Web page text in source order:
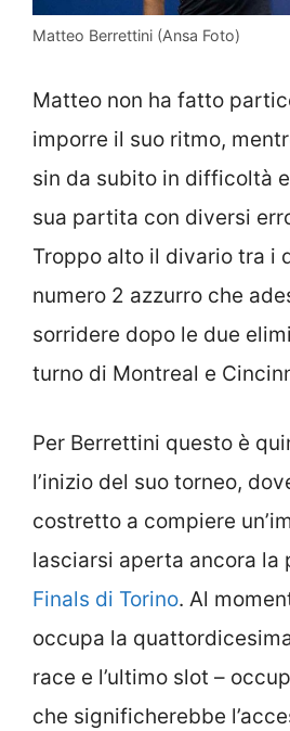
Matteo Berrettini (Ansa Foto)
Matteo non ha fatto
imporre il suo ritmo,
sin da subito in difficoltà
sua partita con diversi
Troppo alto il divario tra i
numero 2 azzurro che
sorridere dopo le due
turno di Montreal e
Per Berrettini questo è
l’inizio del suo torneo,
costretto a compiere
lasciarsi aperta ancora la
Finals di Torino. Al
occupa la
race e l’ultimo slot –
che significherebbe